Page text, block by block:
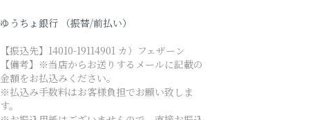
ゆうちょ銀行 （振替/前払い）
【振込先】14010-19114901 カ）フェザーン
【備考】※当店からお送りするメールに記載の
金額をお払込みください。
※払込み手数料はお客様負担でお願い致しま
す。